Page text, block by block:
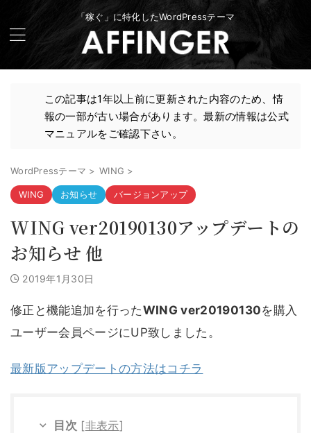
「稼ぐ」に特化したWordPressテーマ
この記事は1年以上前に更新された内容のため、情
報の一部が古い場合があります。最新の情報は公式
マニュアルをご確認下さい。
WordPressテーマ > WING >
WING お知らせ バージョンアップ
WING ver20190130アップデートの
お知らせ 他
2019年1月30日
修正と機能追加を行ったWING ver20190130を購入
ユーザー会員ページにUP致しました。
最新版アップデートの方法はコチラ
目次 [非表示]